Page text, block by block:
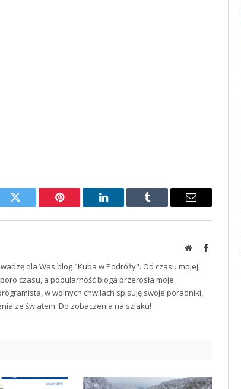
Twitter Pinterest LinkedIn Tumblr Email
WebsiteFacebook
dla Was blog "Kuba w Podróży". Od czasu mojej
czasu, a popularność bloga przerosła moje
w wolnych chwilach spisuję swoje poradniki,
ze światem. Do zobaczenia na szlaku!